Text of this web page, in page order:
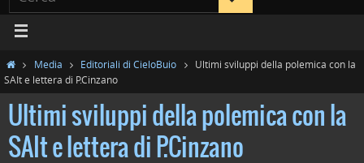
Media Editoriali di CieloBuio
Ultimi sviluppi della polemica con la
SAIt e lettera di P.Cinzano
Ultimi sviluppi della polemica con la
SAIt e lettera di P.Cinzano